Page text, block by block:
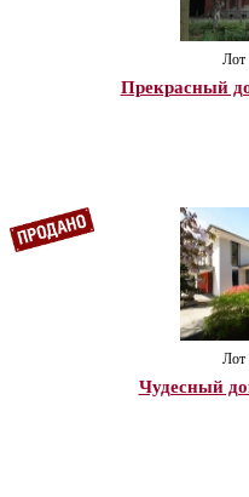
Лот
Прекрасный
Лот
Чудесный